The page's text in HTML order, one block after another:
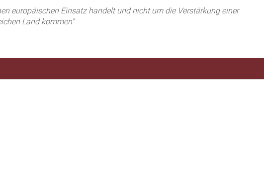
europäischen Einsatz handelt und nicht um die Verstärkung einer
Land kommen".